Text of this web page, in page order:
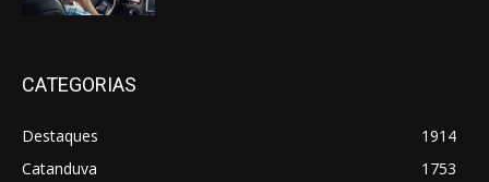
CATEGORIAS
Destaques
1914
Catanduva
1753